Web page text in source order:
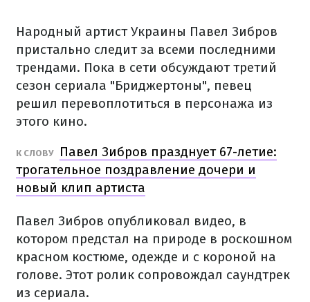
Народный артист Украины Павел Зибров
пристально следит за всеми последними
трендами. Пока в сети обсуждают третий
сезон сериала "Бриджертоны", певец
решил перевоплотиться в персонажа из
этого кино.
К СЛОВУ
Павел Зибров празднует 67-летие:
трогательное поздравление дочери и
новый клип артиста
Павел Зибров опубликовал видео, в
котором предстал на природе в роскошном
красном костюме, одежде и с короной на
голове. Этот ролик сопровождал саундтрек
из сериала.